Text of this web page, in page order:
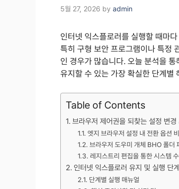
5월 27, 2026 by admin
인터넷 익스플로러를 실행할 때마
특히 구형 보안 프로그램이나 특정
인 경우가 많습니다. 오늘 분석을
유지할 수 있는 가장 확실한 단계별
Table of Contents
브라우저 제어권을 되찾는 설정 변경
엣지 브라우저 설정 내 전환 옵션
브라우저 도우미 개체 BHO 폴더
레지스트리 편집을 통한 시스템
인터넷 익스플로러 유지 및 실행 단
단계별 실행 매뉴얼